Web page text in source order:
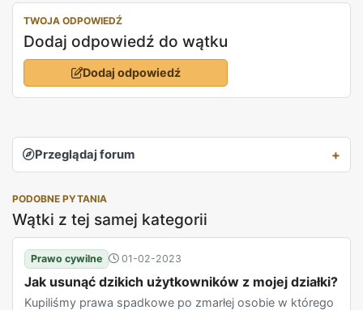
TWOJA ODPOWIEDŹ
Dodaj odpowiedź do wątku
Dodaj odpowiedź
Przeglądaj forum
PODOBNE PYTANIA
Wątki z tej samej kategorii
Prawo cywilne 01-02-2023
Jak usunąć dzikich użytkowników z mojej działki?
Kupiliśmy prawa spadkowe po zmarłej osobie w którego